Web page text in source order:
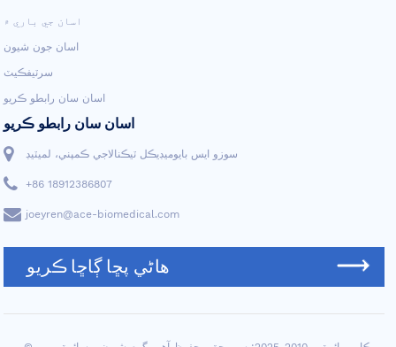
اسان جي باري ۾
اسان جون شيون
سرٽيفڪيٽ
اسان سان رابطو ڪريو
اسان سان رابطو ڪريو
سوزو ايس بايوميڊيڪل ٽيڪنالاجي ڪمپني، لميٽيڊ
+86 18912386807
joeyren@ace-biomedical.com
هاڻي پڇا ڳاڇا ڪريو